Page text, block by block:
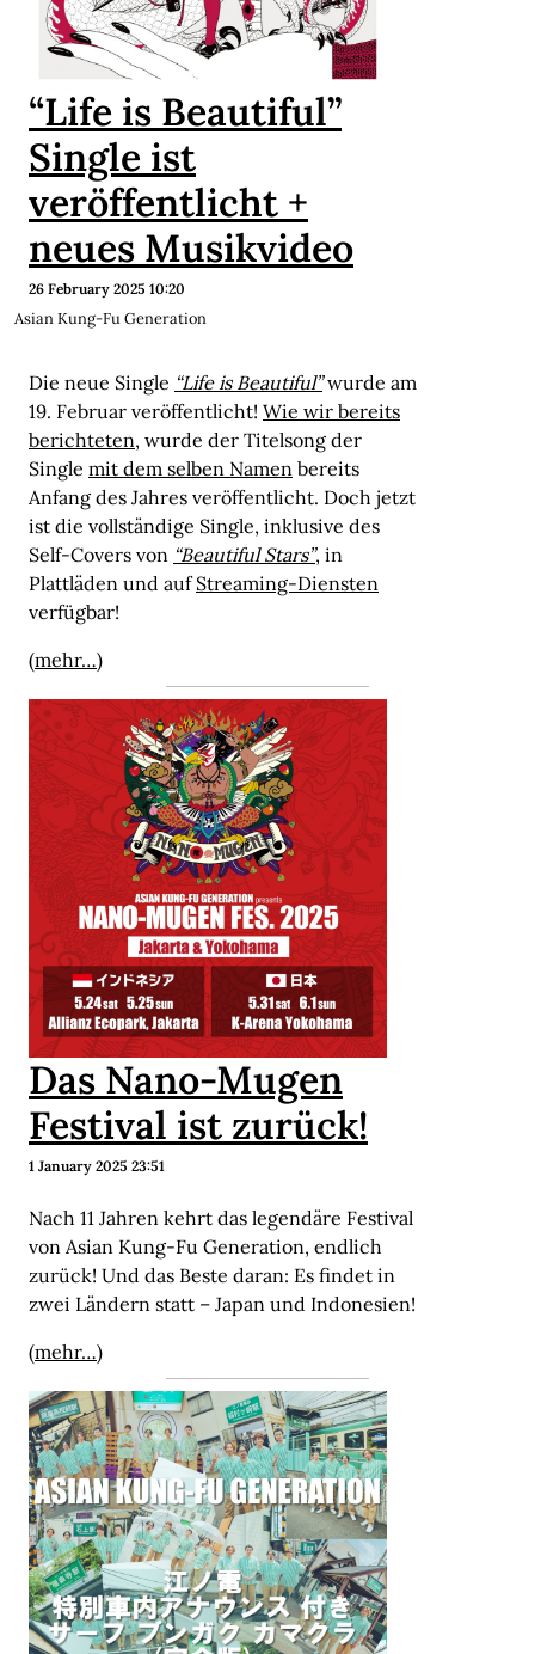
“Life is Beautiful”
Single ist
veröffentlicht +
neues Musikvideo
26 February 2025 10:20
Asian Kung-Fu Generation
Die neue Single “Life is Beautiful”wurde am
19. Februar veröffentlicht! Wie wir bereits
berichteten, wurde der Titelsong der
Single mit dem selben Namen bereits
Anfang des Jahres veröffentlicht. Doch jetzt
ist die vollständige Single, inklusive des
Self-Covers von “Beautiful Stars”, in
Plattläden und aufStreaming-Diensten
verfügbar!
(mehr…)
Das Nano-Mugen
Festival ist zurück!
1 January 2025 23:51
Nach 11 Jahren kehrt das legendäre Festival
von Asian Kung-Fu Generation, endlich
zurück! Und das Beste daran: Es findet in
zwei Ländern statt – Japan und Indonesien!
(mehr…)